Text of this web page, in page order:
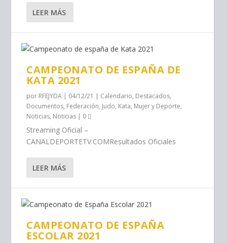
LEER MÁS
CAMPEONATO DE ESPAÑA DE
KATA 2021
por RFEJYDA | 04/12/21 | Calendario, Destacados,
Documentos, Federación, Judo, Kata, Mujer y Deporte,
Noticias, Noticias | 0
Streaming Oficial –
CANALDEPORTETV.COMResultados Oficiales
LEER MÁS
CAMPEONATO DE ESPAÑA
ESCOLAR 2021